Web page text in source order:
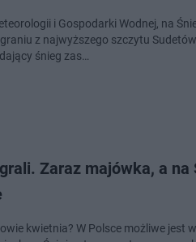
i Gospodarki Wodnej, na
z najwyższego szczytu
śnieg zas…
Zaraz majówka, a na
kwietnia? W Polsce możliwe jest